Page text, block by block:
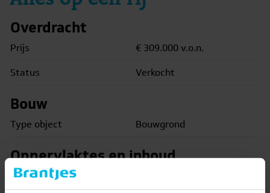
Overdracht
Prijs € 309.000v.o.n.
Status
Verkocht
Bouw
Type object Bouwgrond
Oppervlaktes en inhoud
Perceeloppervlakte